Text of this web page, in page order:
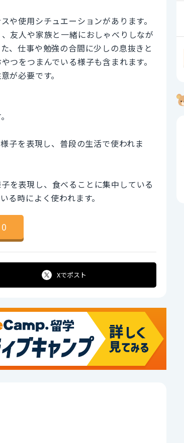
や使用シチュエーションがあります。
友人や家族と一緒におしゃべりしなが
、仕事や勉強の合間に少しの息抜きと
つをつまんでいる様子も含まれます。
が必要です。
子を表現し、普段の生活で使われま
を表現し、食べることに集中している
る時によく使われます。
0
Xでポスト